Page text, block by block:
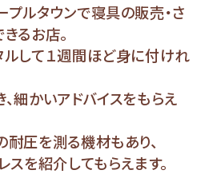
ルタウンで寝具の販売・さ
るお店。
して１週間ほど身に付けれ
細かいアドバイスをもらえ
圧を測る機材もあり、
スを紹介してもらえます。